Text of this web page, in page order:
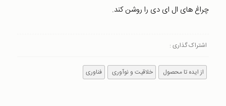
چراغ های ال ای دی را روشن کند.
اشتراک گذاری :
از ایده تا محصول خلاقیت و نوآوری فناوری